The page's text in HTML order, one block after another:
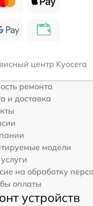
центр Kyocera
ремонта
и доставка
модели
на обработку
оплаты
устройств